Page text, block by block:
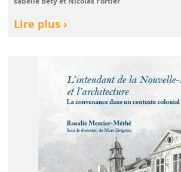
Lire plus ›